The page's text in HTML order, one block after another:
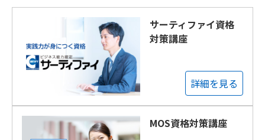
サーティファイ資格
対策講座
詳細を見る
MOS資格対策講座